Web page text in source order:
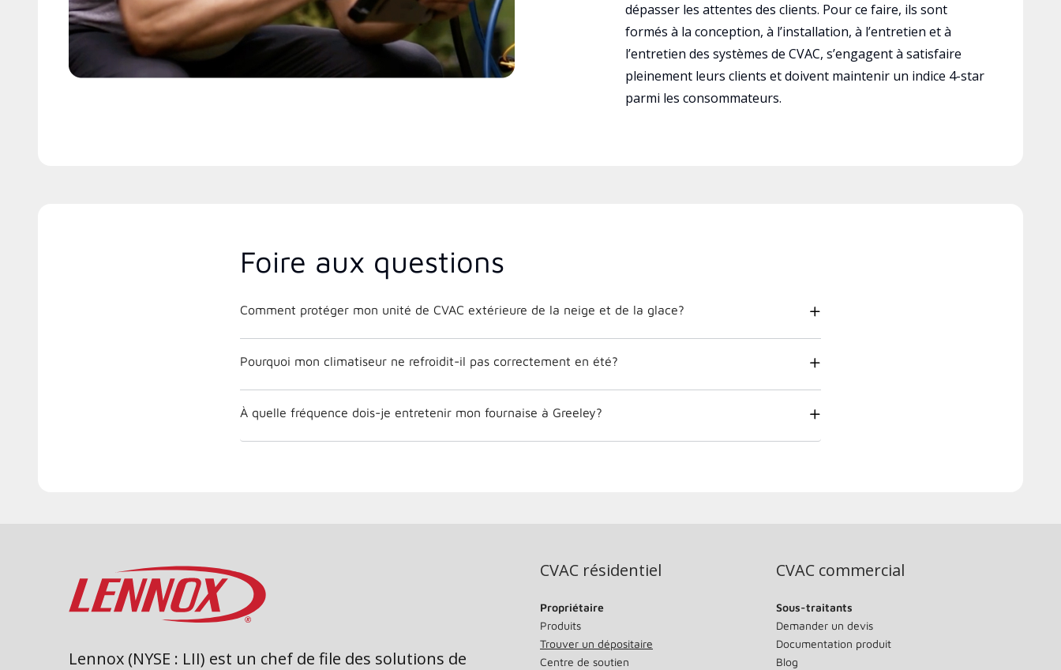
dépasser les attentes des clients. Pour ce faire, ils sont
formés à la conception, à l’installation, à l’entretien et à
l’entretien des systèmes de CVAC, s’engagent à satisfaire
pleinement leurs clients et doivent maintenir un indice 4-star
parmi les consommateurs.
Foire aux questions
Comment protéger mon unité de CVAC extérieure de la neige et de la glace?
Pourquoi mon climatiseur ne refroidit-il pas correctement en été?
À quelle fréquence dois-je entretenir mon fournaise à Greeley?
Lennox (NYSE : LII) est un chef de file des solutions de
CVAC résidentiel
Propriétaire
Produits
Trouver un dépositaire
Centre de soutien
CVAC commercial
Sous-traitants
Demander un devis
Documentation produit
Blog